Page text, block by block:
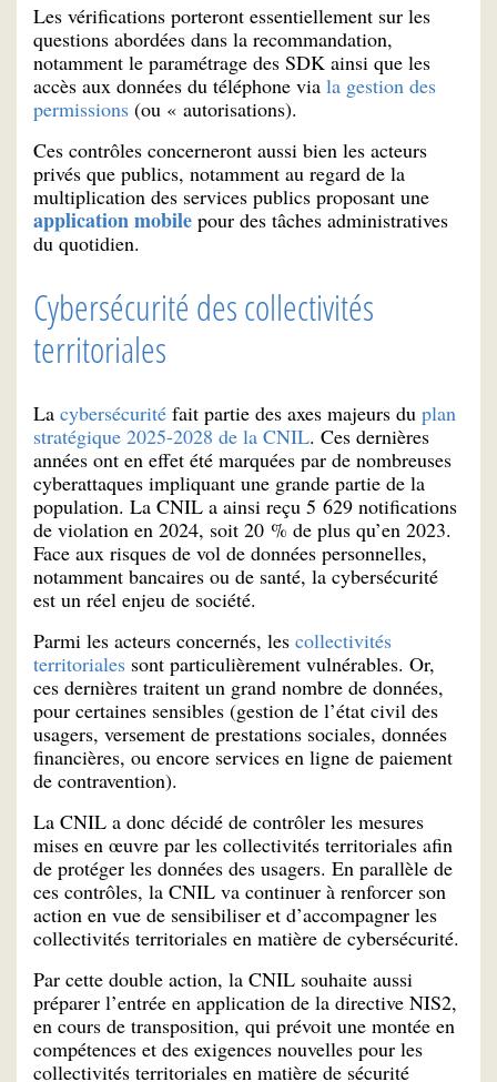
Les vérifications porteront essentiellement sur les
questions abordées dans la recommandation,
notamment le paramétrage des SDK ainsi que les
accès aux données du téléphone via la gestion des
permissions (ou « autorisations).
Ces contrôles concerneront aussi bien les acteurs
privés que publics, notamment au regard de la
multiplication des services publics proposant une
application mobile pour des tâches administratives
du quotidien.
Cybersécurité des collectivités
territoriales
La cybersécurité fait partie des axes majeurs du plan
stratégique 2025-2028 de la CNIL. Ces dernières
années ont en effet été marquées par de nombreuses
cyberattaques impliquant une grande partie de la
population. La CNIL a ainsi reçu 5 629 notifications
de violation en 2024, soit 20 % de plus qu’en 2023.
Face aux risques de vol de données personnelles,
notamment bancaires ou de santé, la cybersécurité
est un réel enjeu de société.
Parmi les acteurs concernés, les collectivités
territoriales sont particulièrement vulnérables. Or,
ces dernières traitent un grand nombre de données,
pour certaines sensibles (gestion de l’état civil des
usagers, versement de prestations sociales, données
financières, ou encore services en ligne de paiement
de contravention).
La CNIL a donc décidé de contrôler les mesures
mises en œuvre par les collectivités territoriales afin
de protéger les données des usagers. En parallèle de
ces contrôles, la CNIL va continuer à renforcer son
action en vue de sensibiliser et d’accompagner les
collectivités territoriales en matière de cybersécurité.
Par cette double action, la CNIL souhaite aussi
préparer l’entrée en application de la directive NIS2,
en cours de transposition, qui prévoit une montée en
compétences et des exigences nouvelles pour les
collectivités territoriales en matière de sécurité